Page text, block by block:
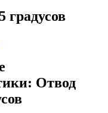
градусов
Отвод